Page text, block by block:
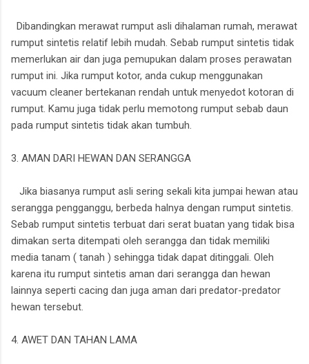
Dibandingkan merawat rumput asli dihalaman rumah, merawat
rumput sintetis relatif lebih mudah. Sebab rumput sintetis tidak
memerlukan air dan juga pemupukan dalam proses perawatan
rumput ini. Jika rumput kotor, anda cukup menggunakan
vacuum cleaner bertekanan rendah untuk menyedot kotoran di
rumput. Kamu juga tidak perlu memotong rumput sebab daun
pada rumput sintetis tidak akan tumbuh.
3. AMAN DARI HEWAN DAN SERANGGA
Jika biasanya rumput asli sering sekali kita jumpai hewan atau
serangga pengganggu, berbeda halnya dengan rumput sintetis.
Sebab rumput sintetis terbuat dari serat buatan yang tidak bisa
dimakan serta ditempati oleh serangga dan tidak memiliki
media tanam ( tanah ) sehingga tidak dapat ditinggali. Oleh
karena itu rumput sintetis aman dari serangga dan hewan
lainnya seperti cacing dan juga aman dari predator-predator
hewan tersebut.
4. AWET DAN TAHAN LAMA